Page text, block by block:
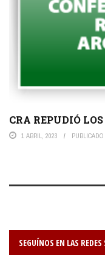
CRA REPUDIÓ
1 ABRIL, 2023
SEGUÍNOS EN LAS REDES